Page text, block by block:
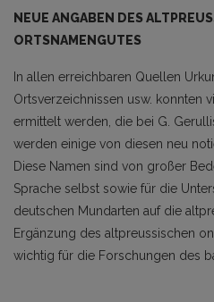
NEUE ANGABEN DES
ORTSNAMENGUTES
In allen erreichbaren Quellen
Ortsverzeichnissen usw. konnten
ermittelt werden, die bei G.
werden einige von diesen neu
Diese Namen sind von großer
Sprache selbst sowie für die
deutschen Mundarten auf die
Ergänzung des altpreussischen
wichtig für die Forschungen des